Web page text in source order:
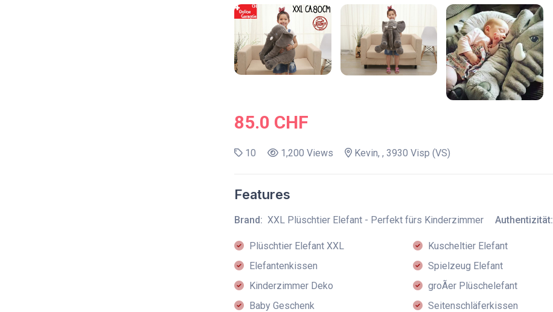
85.0 CHF
10 1,200 Views Kevin, , 3930 Visp (VS)
Features
Brand: XXL Plüschtier Elefant - Perfekt fürs Kinderzimmer Authentizität:
Plüschtier Elefant XXL
Elefantenkissen
Kinderzimmer Deko
Baby Geschenk
Kuscheltier Elefant
Spielzeug Elefant
groÃer Plüschelefant
Seitenschläferkissen